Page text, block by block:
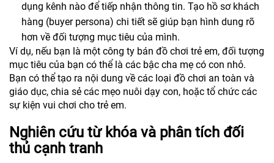
dụng kênh nào để tiếp nhận thông tin. Tạo hồ sơ khách
hàng (buyer persona) chi tiết sẽ giúp bạn hình dung rõ
hơn về đối tượng mục tiêu của mình.
Ví dụ, nếu bạn là một công ty bán đồ chơi trẻ em, đối tượng
mục tiêu của bạn có thể là các bậc cha mẹ có con nhỏ.
Bạn có thể tạo ra nội dung về các loại đồ chơi an toàn và
giáo dục, chia sẻ các mẹo nuôi dạy con, hoặc tổ chức các
sự kiện vui chơi cho trẻ em.
Nghiên cứu từ khóa và phân tích đối
thủ cạnh tranh